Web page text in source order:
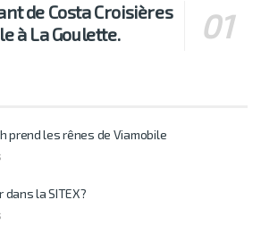
de Costa Croisières
à La Goulette.
prend les rênes de Viamobile
dans la SITEX?